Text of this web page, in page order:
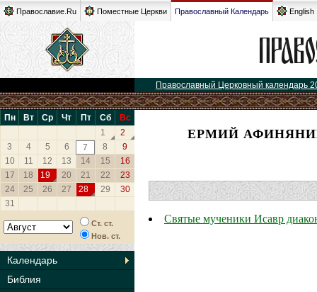
Православие.Ru Поместные Церкви Православный Календарь English
Православный Церковный календарь
Пн Вт Ср Чт Пт Сб
Вс
1
2
3
4 5 6 7 8
9
10
11 12 13 14 15
16
17
18 19 20 21 22
23
24
25 26 27 28 29
30
31
Ст. ст.
Нов. ст.
Календарь
Библия
ЕРМИЙ
Святые мученики Исавр